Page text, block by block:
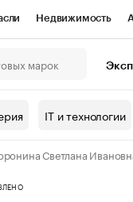
Недвижимость
Проверка контрагентов
IT и технологии
Светлана